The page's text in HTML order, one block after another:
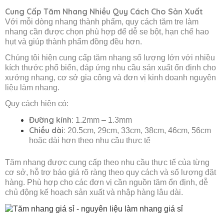
Cung Cấp Tăm Nhang Nhiều Quy Cách Cho Sản Xuất
Với mỗi dòng nhang thành phẩm, quy cách tăm tre làm
nhang cần được chọn phù hợp để dễ se bột, hạn chế hao
hụt và giúp thành phẩm đồng đều hơn.
Chúng tôi hiện cung cấp tăm nhang số lượng lớn với nhiều
kích thước phổ biến, đáp ứng nhu cầu sản xuất ổn định cho
xưởng nhang, cơ sở gia công và đơn vị kinh doanh nguyên
liệu làm nhang.
Quy cách hiện có:
Đường kính: 1.2mm – 1.3mm
Chiều dài: 20.5cm, 29cm, 33cm, 38cm, 46cm, 56cm
hoặc dài hơn theo nhu cầu thực tế
Tăm nhang được cung cấp theo nhu cầu thực tế của từng
cơ sở, hỗ trợ báo giá rõ ràng theo quy cách và số lượng đặt
hàng. Phù hợp cho các đơn vị cần nguồn tăm ổn định, dễ
chủ động kế hoạch sản xuất và nhập hàng lâu dài.